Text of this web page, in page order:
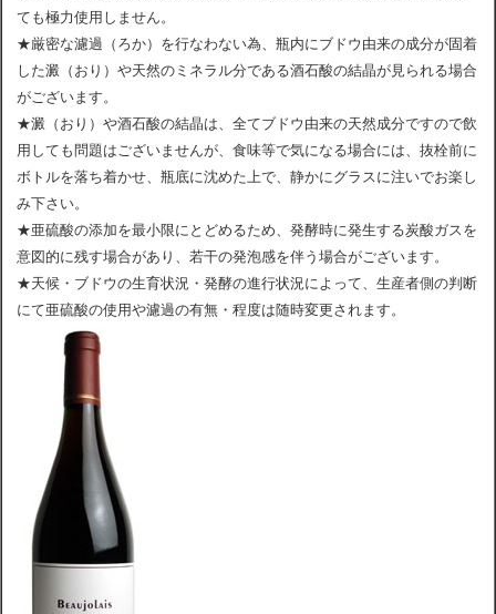
ても極力使用しません。
★厳密な濾過（ろか）を行なわない為、瓶内にブドウ由来の成分が固着
した澱（おり）や天然のミネラル分である酒石酸の結晶が見られる場合
がございます。
★澱（おり）や酒石酸の結晶は、全てブドウ由来の天然成分ですので飲
用しても問題はございませんが、食味等で気になる場合には、抜栓前に
ボトルを落ち着かせ、瓶底に沈めた上で、静かにグラスに注いでお楽し
み下さい。
★亜硫酸の添加を最小限にとどめるため、発酵時に発生する炭酸ガスを
意図的に残す場合があり、若干の発泡感を伴う場合がございます。
★天候・ブドウの生育状況・発酵の進行状況によって、生産者側の判断
にて亜硫酸の使用や濾過の有無・程度は随時変更されます。